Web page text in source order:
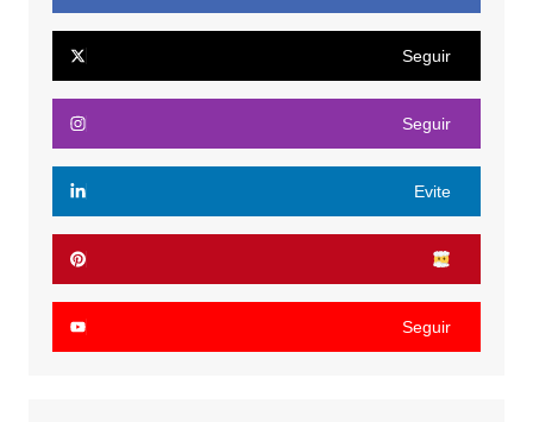
Seguir
Seguir
Evite
Seguir